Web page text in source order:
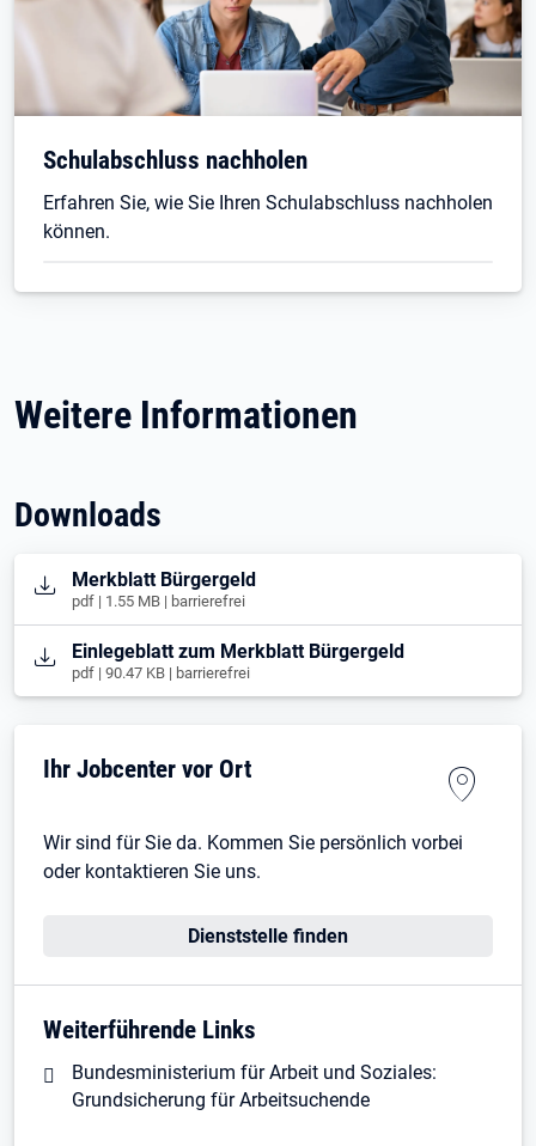
Schulabschluss nachholen
Erfahren Sie, wie Sie Ihren Schulabschluss nachholen
können.
Weitere Informationen
Downloads
Öffnet in neuem Tab
Merkblatt Bürgergeld
pdf | 1.55 MB | barrierefrei
Öffnet in neuem Tab
Einlegeblatt zum Merkblatt Bürgergeld
pdf | 90.47 KB | barrierefrei
Ihr Jobcenter vor Ort
Wir sind für Sie da. Kommen Sie persönlich vorbei
oder kontaktieren Sie uns.
Dienststelle finden
Weiterführende Links
Bundesministerium für Arbeit und Soziales:
Grundsicherung für Arbeitsuchende